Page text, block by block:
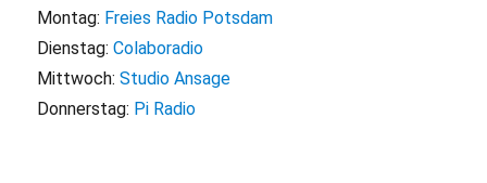
Montag: Freies Radio Potsdam
Dienstag:Colaboradio
Mittwoch:Studio Ansage
Donnerstag: Pi Radio